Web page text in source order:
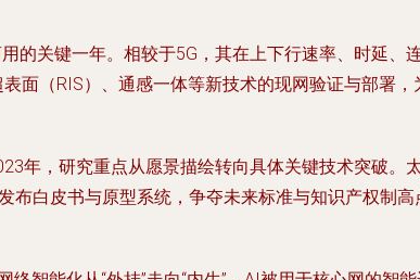
的关键一年。相较于5G，其在上下行速率、时延
面（RIS）、通感一体等新技术的现网验证与部署，
年，研究重点从愿景描绘转向具体关键技术突破
白皮书与原型系统，争夺未来标准与知识产权制高